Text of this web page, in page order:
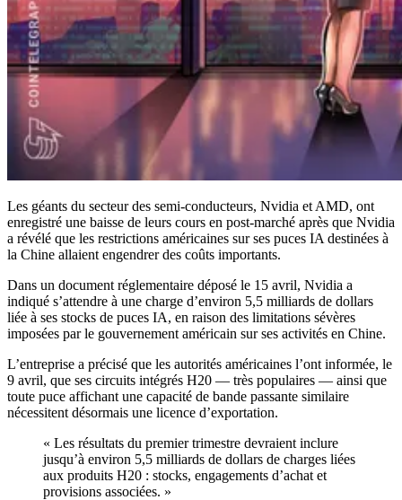
Les géants du secteur des semi-conducteurs, Nvidia et AMD, ont
enregistré une baisse de leurs cours en post-marché après que Nvidia
a révélé que les restrictions américaines sur ses puces IA destinées à
la Chine allaient engendrer des coûts importants.
Dans un document réglementaire déposé le 15 avril, Nvidia a
indiqué s’attendre à une charge d’environ 5,5 milliards de dollars
liée à ses stocks de puces IA, en raison des limitations sévères
imposées par le gouvernement américain sur ses activités en Chine.
L’entreprise a précisé que les autorités américaines l’ont informée, le
9 avril, que ses circuits intégrés H20 — très populaires — ainsi que
toute puce affichant une capacité de bande passante similaire
nécessitent désormais une licence d’exportation.
« Les résultats du premier trimestre devraient inclure
jusqu’à environ 5,5 milliards de dollars de charges liées
aux produits H20 : stocks, engagements d’achat et
provisions associées. »